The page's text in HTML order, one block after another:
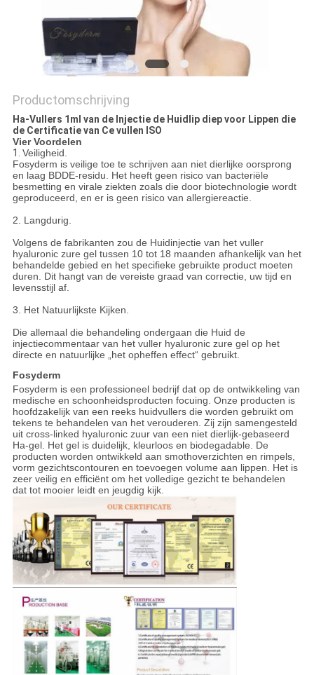
Productomschrijving
Ha-Vullers 1ml van de Injectie de Huidlip diep voor Lippen die
de Certificatie van Ce vullen ISO
Vier Voordelen
1. Veiligheid.
Fosyderm is veilige toe te schrijven aan niet dierlijke oorsprong
en laag BDDE-residu. Het heeft geen risico van bacteriële
besmetting en virale ziekten zoals die door biotechnologie wordt
geproduceerd, en er is geen risico van allergiereactie.
2. Langdurig.
Volgens de fabrikanten zou de Huidinjectie van het vuller
hyaluronic zure gel tussen 10 tot 18 maanden afhankelijk van het
behandelde gebied en het specifieke gebruikte product moeten
duren. Dit hangt van de vereiste graad van correctie, uw tijd en
levensstijl af.
3. Het Natuurlijkste Kijken.
Die allemaal die behandeling ondergaan die Huid de
injectiecommentaar van het vuller hyaluronic zure gel op het
directe en natuurlijke „het opheffen effect“ gebruikt.
Fosyderm
Fosyderm is een professioneel bedrijf dat op de ontwikkeling van
medische en schoonheidsproducten focuing. Onze producten is
hoofdzakelijk van een reeks huidvullers die worden gebruikt om
tekens te behandelen van het verouderen. Zij zijn samengesteld
uit cross-linked hyaluronic zuur van een niet dierlijk-gebaseerd
Ha-gel. Het gel is duidelijk, kleurloos en biodegadable. De
producten worden ontwikkeld aan smothoverzichten en rimpels,
vorm gezichtscontouren en toevoegen volume aan lippen. Het is
zeer veilig en efficiënt om het volledige gezicht te behandelen
dat tot mooier leidt en jeugdig kijk.